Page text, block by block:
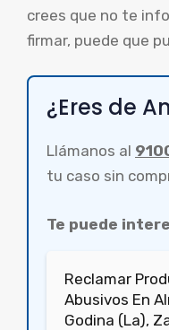
crees que no te
firmar, puede que
¿Eres de
Llámanos al
tu caso sin
Te puede
Reclamar
Abusivos En
Godina (La),